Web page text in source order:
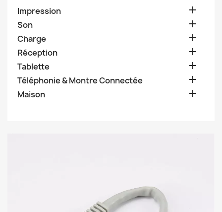
Impression 
Son 
Charge 
Réception 
Tablette 
Téléphonie & Montre Connectée 
Maison 